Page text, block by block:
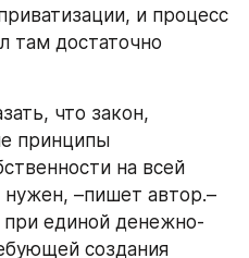
и процесс
там достаточно
что закон,
принципы
на всей
–пишет автор.–
единой денежно-
создания